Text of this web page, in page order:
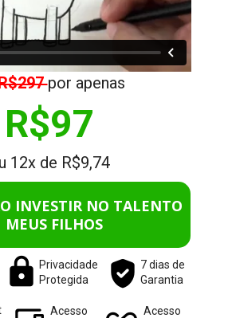
R$97
12x de R$9,74
INVESTIR NO TALENTO
MEUS FILHOS
Acesso
Privacidade
Protegida
Acesso
7 dias de
Garantia
por apenas